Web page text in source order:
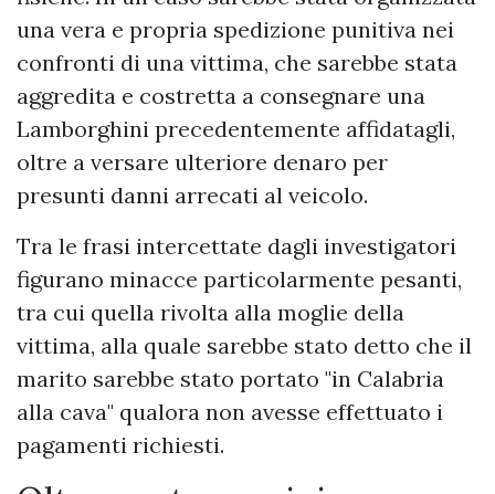
una vera e propria spedizione punitiva nei
confronti di una vittima, che sarebbe stata
aggredita e costretta a consegnare una
Lamborghini precedentemente affidatagli,
oltre a versare ulteriore denaro per
presunti danni arrecati al veicolo.
Tra le frasi intercettate dagli investigatori
figurano minacce particolarmente pesanti,
tra cui quella rivolta alla moglie della
vittima, alla quale sarebbe stato detto che il
marito sarebbe stato portato "in Calabria
alla cava" qualora non avesse effettuato i
pagamenti richiesti.